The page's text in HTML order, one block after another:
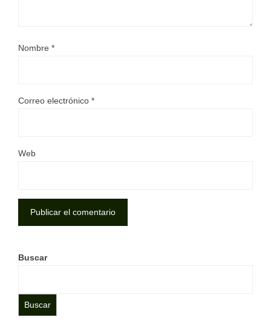
Nombre *
Correo electrónico *
Web
Buscar
Buscar